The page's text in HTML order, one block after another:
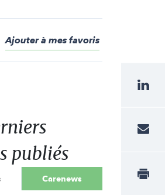
Ajouter à mes favoris
publiés
Carenews